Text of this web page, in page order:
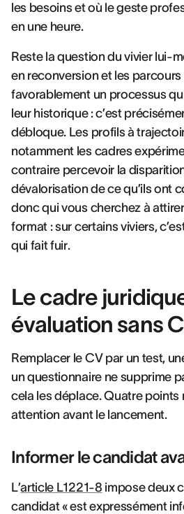
les besoins et où le geste
en une heure.
Reste la question du vivier lui-
en reconversion et les
favorablement un processus
leur historique : c’est
débloque. Les profils à
notamment les cadres
contraire percevoir la
dévalorisation de ce qu’ils ont
donc qui vous cherchez à
format : sur certains viviers,
qui fait fuir.
Le cadre
évaluation sans
Remplacer le CV par un test,
un questionnaire ne supprime
cela les déplace. Quatre points
attention avant le lancement.
Informer le candidat
L’article L1221-8 impose deux
candidat « est expressément